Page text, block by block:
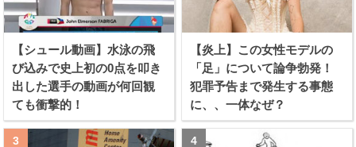
【シュール動画】水泳の飛
び込みで史上初の0点を叩き
出した選手の動画が何回観
ても衝撃的！
【炎上】この女性モデルの
「足」について論争勃発！
犯罪予告まで発生する事態
に、、一体なぜ？